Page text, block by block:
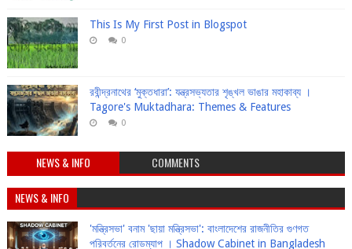
This Is My First Post in Blogspot
0
রবীন্দ্রনাথের ‘মুক্তধারা’: যন্ত্রসভ্যতার শৃঙ্খল ভাঙার মহাকাব্য ।
Tagore's Muktadhara: Themes & Features
0
NEWS & INFO COMMENTS
NEWS & INFO
'মন্ত্রিসভা' বনাম 'ছায়া মন্ত্রিসভা': বাংলাদেশের রাজনীতির গুণগত
পরিবর্তনের রোডম্যাপ । Shadow Cabinet in Bangladesh